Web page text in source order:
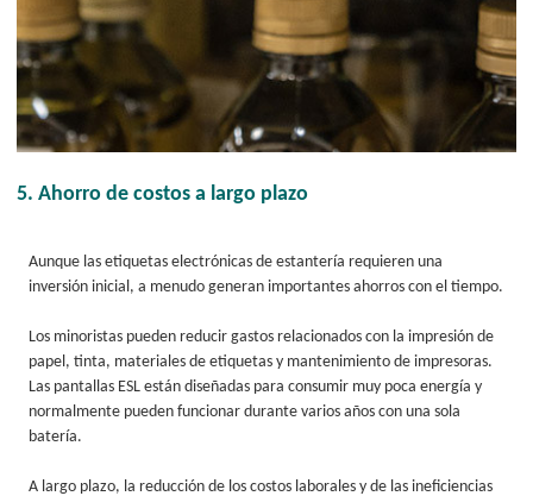
5. Ahorro de costos a largo plazo
Aunque las etiquetas electrónicas de estantería requieren una
inversión inicial, a menudo generan importantes ahorros con el tiempo.
Los minoristas pueden reducir gastos relacionados con la impresión de
papel, tinta, materiales de etiquetas y mantenimiento de impresoras.
Las pantallas ESL están diseñadas para consumir muy poca energía y
normalmente pueden funcionar durante varios años con una sola
batería.
A largo plazo, la reducción de los costos laborales y de las ineficiencias